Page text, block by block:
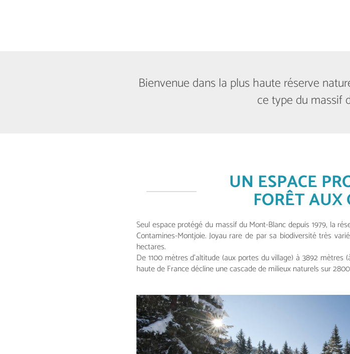
Bienvenue dans la plus haute réserve
ce type du massif
UN ESPACE
FORÊT AUX
Seul espace protégé du massif du Mont-Blanc depuis 1979, la
Contamines-Montjoie. Joyau rare de par sa biodiversité très
hectares.
De 1100 mètres d’altitude (aux portes du village) à 3892
haute de France décline une cascade de milieux naturels sur